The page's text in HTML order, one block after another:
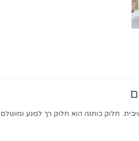
חלוק כותנה הוא חלוק רך למגע